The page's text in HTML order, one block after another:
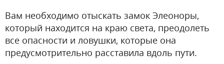
Вам необходимо отыскать замок Элеоноры,
который находится на краю света, преодолеть
все опасности и ловушки, которые она
предусмотрительно расставила вдоль пути.